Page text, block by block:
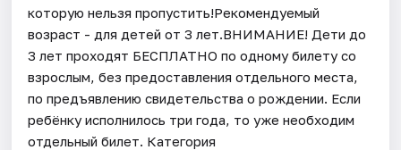
которую нельзя пропустить!Рекомендуемый
возраст - для детей от 3 лет.ВНИМАНИЕ! Дети до
3 лет проходят БЕСПЛАТНО по одному билету со
взрослым, без предоставления отдельного места,
по предъявлению свидетельства о рождении. Если
ребёнку исполнилось три года, то уже необходим
отдельный билет. Категория